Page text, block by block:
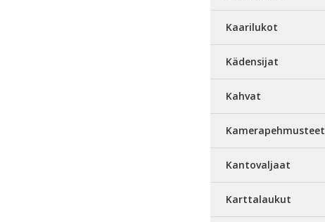
Kaarilukot
Kädensijat
Kahvat
Kamerapehmusteet
Kantovaljaat
Karttalaukut